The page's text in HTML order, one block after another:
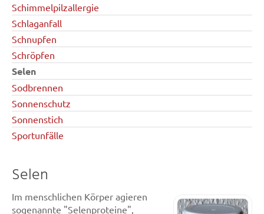
Schimmelpilzallergie
Schlaganfall
Schnupfen
Schröpfen
Selen
Sodbrennen
Sonnenschutz
Sonnenstich
Sportunfälle
Selen
Im menschlichen Körper agieren
sogenannte "Selenproteine",